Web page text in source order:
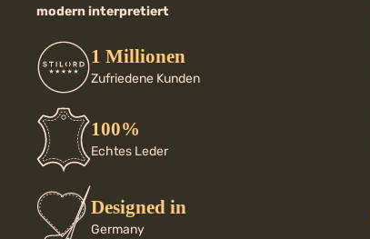
modern interpretiert
1 Millionen
Zufriedene Kunden
100%
Echtes Leder
Designed in
Germany